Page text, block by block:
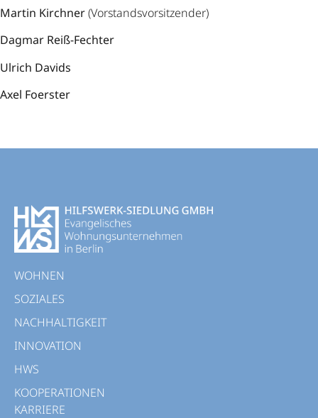
Martin Kirchner(Vorstandsvorsitzender)
Dagmar Reiß-Fechter
Ulrich Davids
Axel Foerster
WOHNEN
SOZIALES
NACHHALTIGKEIT
INNOVATION
HWS
KOOPERATIONEN
KARRIERE